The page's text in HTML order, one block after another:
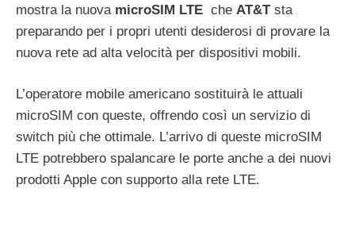
mostra la nuova microSIM LTE che AT&Tsta
preparando per i propri utenti desiderosi di provare la
nuova rete ad alta velocità per dispositivi mobili.
L’operatore mobile americano sostituirà le attuali
microSIM con queste, offrendo così un servizio di
switch più che ottimale. L’arrivo di queste microSIM
LTE potrebbero spalancare le porte anche a dei nuovi
prodotti Apple con supporto alla rete LTE.